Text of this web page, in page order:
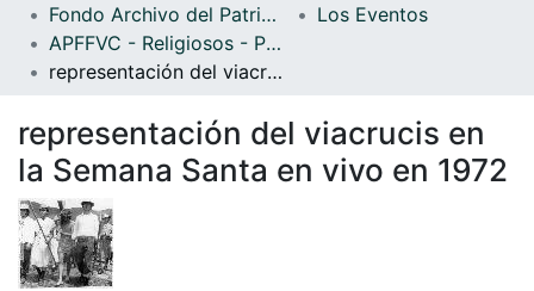
Statistics
Fondo Archivo del Patrimonio Fotográfico y Fílmico del Valle del Cauca
Los Eventos
APFFVC - Religiosos - Patrimonial
representación del viacrucis en la Semana Santa en vivo en 1972
representación del viacrucis en
la Semana Santa en vivo en 1972